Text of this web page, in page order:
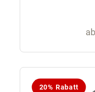
ab
20% Rabatt